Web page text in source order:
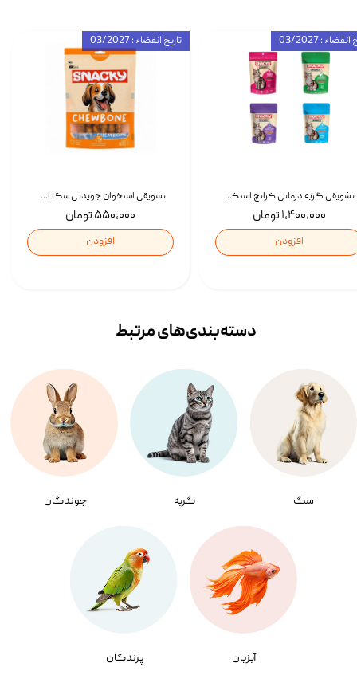
تشویقی استخوان جویدنی سگ اسنکی کرانچی با طعم مرغ Snacky Crunchy Munchy وزن 100 گرم
۵۵۰,۰۰۰ تومان
افزودن
تاریخ انقضاء : 03/2027
تشویقی گربه درمانی کرانچ اسنکی با طعم میکس Snacky Crunch Cat Treats وزن 60 گرم بسته 4 عددی
۱,۴۰۰,۰۰۰ تومان
افزودن
: 03/2027
سگ گربه جوندگان
آبزیان پرندگان
دسته‌بندی‌‌های مرتبط